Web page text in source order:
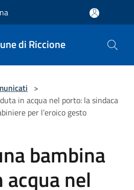
di Riccione
>
in acqua nel porto: la sindaca
per l’eroico gesto
bambina
nel